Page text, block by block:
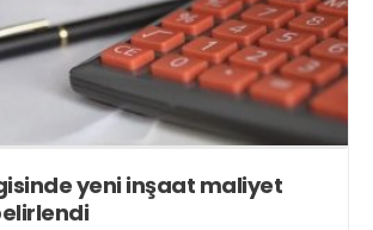
yeni inşaat maliyet